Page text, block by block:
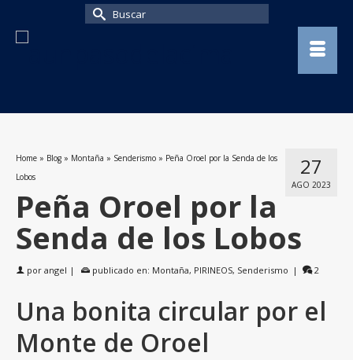
Buscar
27
AGO 2023
Home » Blog » Montaña » Senderismo » Peña Oroel por la Senda de los
Lobos
Peña Oroel por la
Senda de los Lobos
por angel | publicado en: Montaña, PIRINEOS, Senderismo | 2
Una bonita circular por el
Monte de Oroel